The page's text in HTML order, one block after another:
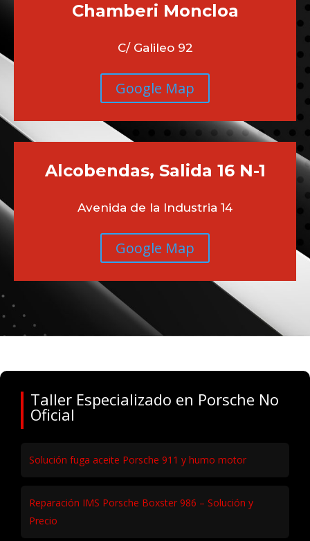
Chamberi Moncloa
C/ Galileo 92
Google Map
Alcobendas, Salida 16 N-1
Avenida de la Industria 14
Google Map
Taller Especializado en Porsche No
Oficial
Solución fuga aceite Porsche 911 y humo motor
Reparación IMS Porsche Boxster 986 – Solución y
Precio